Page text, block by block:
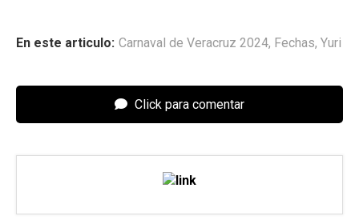
En este articulo: Carnaval de Veracruz 2024, Fechas, Yuri
Click para comentar